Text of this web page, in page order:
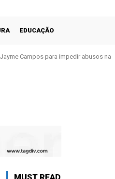
EDUCAÇÃO
Campos para impedir abusos na
MUST READ